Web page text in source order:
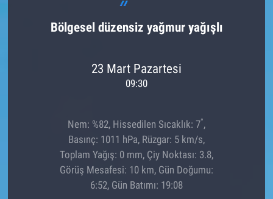
Bölgesel düzensiz yağmur yağışlı
23 Mart Pazartesi
09:30
Nem: %82, Hissedilen Sıcaklık: 7°,
Basınç: 1011 hPa, Rüzgar: 5 km/s,
Toplam Yağış: 0 mm, Çiy Noktası: 3.8,
Görüş Mesafesi: 10 km, Gün Doğumu:
6:52, Gün Batımı: 19:08